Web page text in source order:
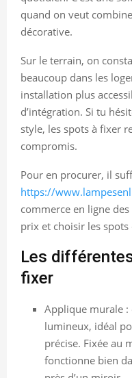
quand on veut
décorative.
Sur le terrain, on
beaucoup dans les
installation plus
d’intégration. Si tu
style, les spots à fixer
compromis.
Pour en procurer, il
https://
commerce en ligne
prix et choisir les spots
Les
fixer
Applique murale :
lumineux, idéal
précise. Fixée au
fonctionne bien